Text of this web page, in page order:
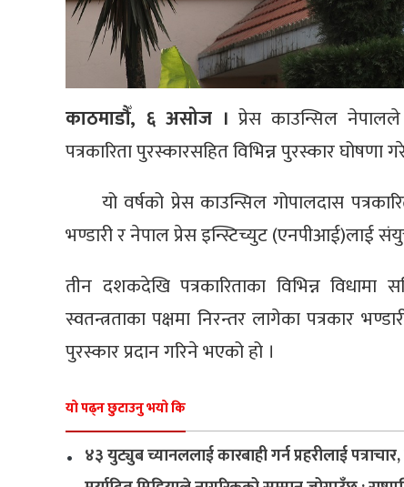
काठमाडौँ, ६ असोज ।प्रेस काउन्सिल
पत्रकारिता पुरस्कारसहित विभिन्न पुरस्कार घोषणा
यो वर्षको प्रेस काउन्सिल गोपालदास
भण्डारी र नेपाल प्रेस इन्स्टिच्युट (एनपीआई)लाई
तीन दशकदेखि पत्रकारिताका विभिन्न
स्वतन्त्रताका पक्षमा निरन्तर लागेका पत्रकार
पुरस्कार प्रदान गरिने भएको हो ।
यो पढ्न छुटाउनु भयो कि
. ४३ युट्युब च्यानललाई कारबाही गर्न प्रहरीलाई